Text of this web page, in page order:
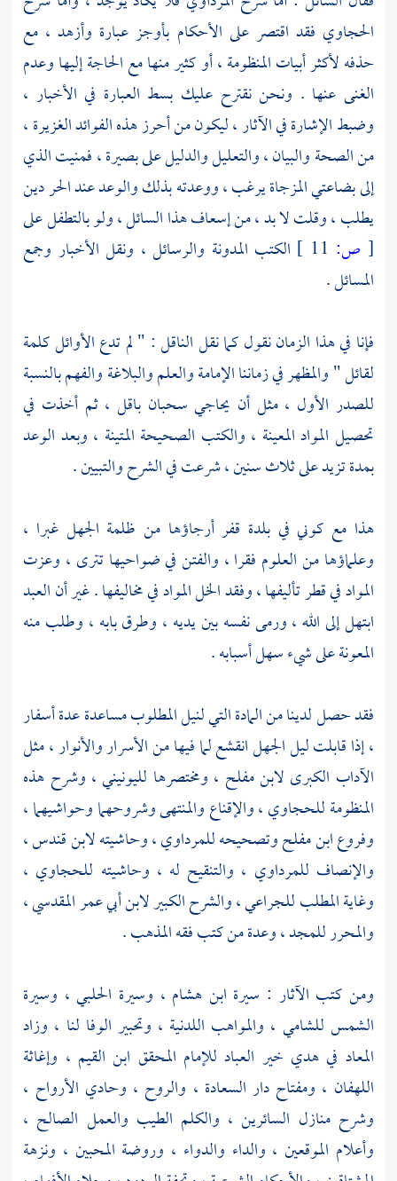
الحجاوي فقد اقتصر على الأحكام بأوجز عبارة وأزهد ، مع
حذفه لأكثر أبيات المنظومة ، أو كثير منها مع الحاجة إليها وعدم
الغنى عنها . ونحن نقترح عليك بسط العبارة في الأخبار ،
وضبط الإشارة في الآثار ، ليكون من أحرز هذه الفوائد الغزيرة ،
من الصحة والبيان ، والتعليل والدليل على بصيرة ، فمنيت الذي
إلى بضاعتي المزجاة يرغب ، ووعدته بذلك والوعد عند الحر دين
يطلب ، وقلت لا بد ، من إسعاف هذا السائل ، ولو بالتطفل على
[ ص:
الكتب المدونة والرسائل ، ونقل الأخبار وجمع
المسائل .
فإنا في هذا الزمان نقول كما نقل الناقل : " لم تدع الأوائل كلمة
لقائل " والمظهر في زماننا الإمامة والعلم والبلاغة والفهم بالنسبة
للصدر الأول ، مثل أن يحاجي سحبان باقل ، ثم أخذت في
تحصيل المواد المعينة ، والكتب الصحيحة المتينة ، وبعد الوعد
بمدة تزيد على ثلاث سنين ، شرعت في الشرح والتبيين .
هذا مع كوني في بلدة قفر أرجاؤها من ظلمة الجهل غبرا ،
وعلماؤها من العلوم فقرا ، والفتن في ضواحيها تترى ، وعزت
المواد في قطر تأليفها ، وفقد الخل المواد في مخاليفها . غير أن العبد
ابتهل إلى الله ، ورمى نفسه بين يديه ، وطرق بابه ، وطلب منه
المعونة على شيء سهل أسبابه .
فقد حصل لدينا من المادة التي لنيل المطلوب مساعدة عدة أسفار
، إذا قابلت ليل الجهل انقشع لما فيها من الأسرار والأنوار ، مثل
الآداب الكبرى لابن مفلح ، ومختصرها لليونيني، وشرح هذه
المنظومةللحجاوي، والإقناع والمنتهى وشروحهما وحواشيهما ،
وفروعابن مفلحوتصحيحهللمرداوي، وحاشيتهلابن قندس،
والإنصاف للمرداوي ، والتنقيح له ، وحاشيته للحجاوي ،
وغاية المطلبللجراعي، والشرح الكبيرلابن أبي عمر المقدسي،
والمحررللمجد، وعدة من كتب فقه المذهب .
ومن كتب الآثار : سيرة ابن هشام ، وسيرة الحلبي ، وسيرة
الشمس للشامي ، والمواهب اللدنية ، وتحبير الوفا لنا ، وزاد
المعاد في هدي خير العباد للإمام المحقق ابن القيم ، وإغاثة
اللهفان ، ومفتاح دار السعادة ، والروح ، وحادي الأرواح ،
وشرح منازل السائرين ، والكلم الطيب والعمل الصالح ،
وأعلام الموقعين ، والداء والدواء ، وروضة المحبين ، ونزهة